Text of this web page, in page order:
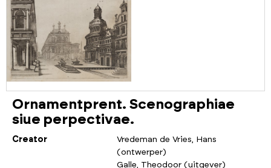
Ornamentprent. Scenographiae
siue perpectivae.
Creator
Vredeman de Vries, Hans
(ontwerper)
Galle, Theodoor (uitgever)